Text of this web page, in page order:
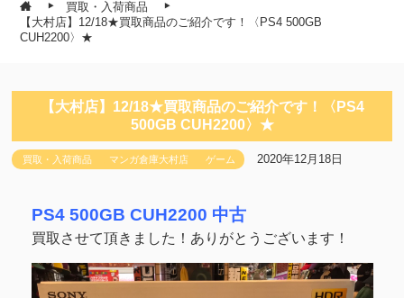
買取・入荷商品
【大村店】12/18★買取商品のご紹介です！〈PS4 500GB
CUH2200〉★
【大村店】12/18★買取商品のご紹介です！〈PS4
500GB CUH2200〉★
買取・入荷商品 マンガ倉庫大村店 ゲーム 2020年12月18日
PS4 500GB CUH2200 中古
買取させて頂きました！ありがとうございます！